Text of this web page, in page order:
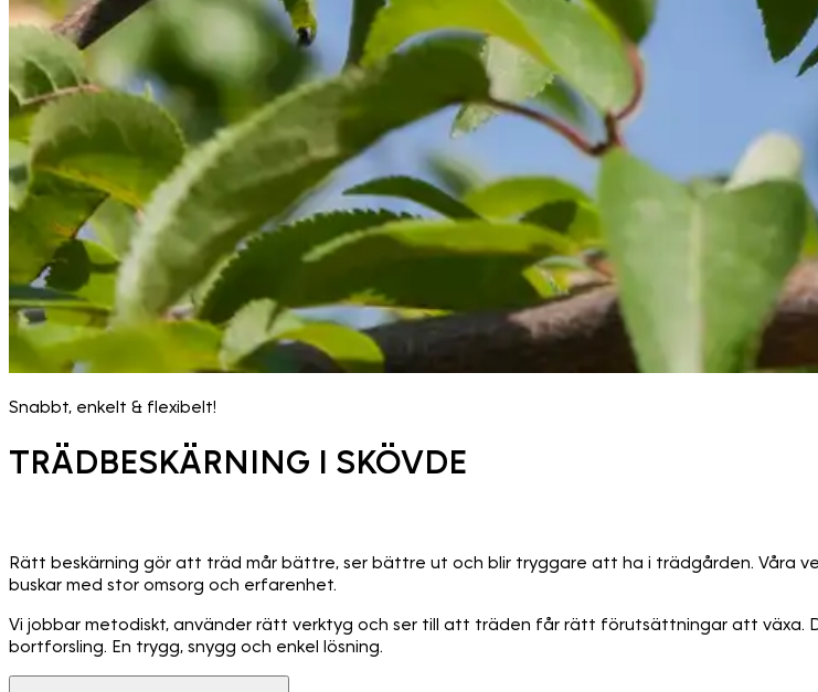
Snabbt, enkelt & flexibelt!
TRÄDBESKÄRNING I SKÖVDE
Rätt beskärning gör att träd mår bättre, ser bättre ut och blir tryggare att ha i trädgården. Våra
buskar med stor omsorg och erfarenhet.
Vi jobbar metodiskt, använder rätt verktyg och ser till att träden får rätt förutsättningar att växa.
bortforsling. En trygg, snygg och enkel lösning.